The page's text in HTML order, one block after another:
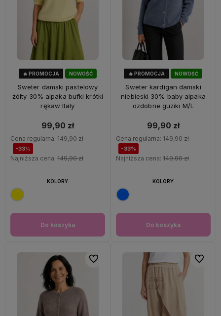
NOWOŚĆ
🔥 PROMOCJA
Sweter damski pastelowy
żółty 30% alpaka bufki krótki
rękaw Italy
99,90 zł
Cena regularna: 149,90 zł
-33%
Najniższa cena: 149,90 zł
Do koszyka
KOLORY:
NOWOŚĆ
🔥 PROMOCJA
Sweter kardigan damski
niebieski 30% baby alpaka
ozdobne guziki M/L
99,90 zł
Cena regularna: 149,90 zł
-33%
Najniższa cena: 149,90 zł
Do koszyka
KOLORY:
Do ulubionych Do